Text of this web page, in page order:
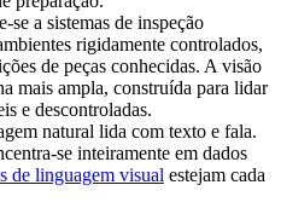
se a sistemas de inspeção
rigidamente controlados,
de peças conhecidas. A visão
mais ampla, construída para lidar
e descontroladas.
natural lida com texto e fala.
se inteiramente em dados
de linguagem visual estejam cada